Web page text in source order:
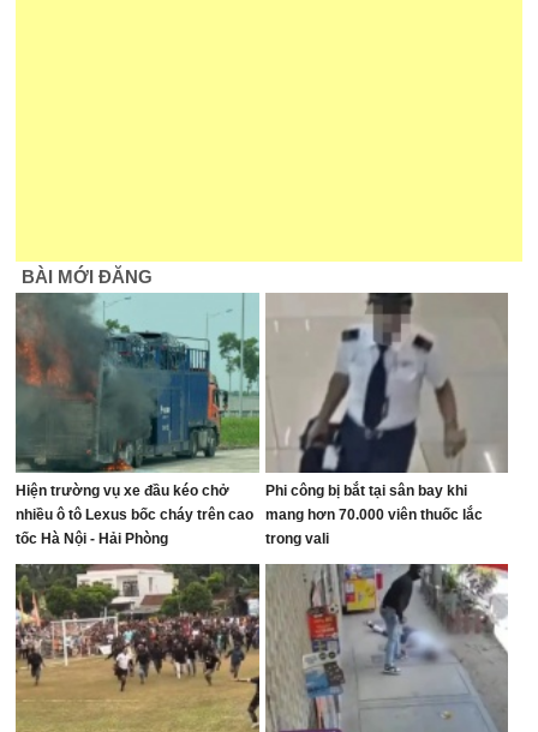
BÀI MỚI ĐĂNG
Hiện trường vụ xe đầu kéo chở
nhiều ô tô Lexus bốc cháy trên cao
tốc Hà Nội - Hải Phòng
Phi công bị bắt tại sân bay khi
mang hơn 70.000 viên thuốc lắc
trong vali